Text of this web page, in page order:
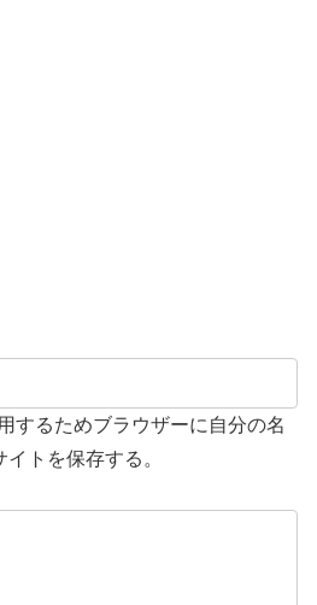
するためブラウザーに自分の名
トを保存する。